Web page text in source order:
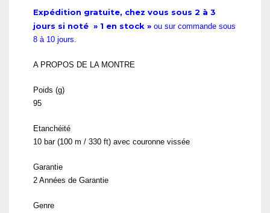
Expédition gratuite, chez vous sous 2 à 3
jours si noté » 1 en stock » ou sur commande sous
8 à 10 jours.
A PROPOS DE LA MONTRE
Poids (g)
95
Etanchéité
10 bar (100 m / 330 ft) avec couronne vissée
Garantie
2 Années de Garantie
Genre